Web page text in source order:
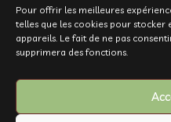
Pour offrir les meilleures
telles que les cookies pour
appareils. Le fait de ne pas
supprimera des fonctions.